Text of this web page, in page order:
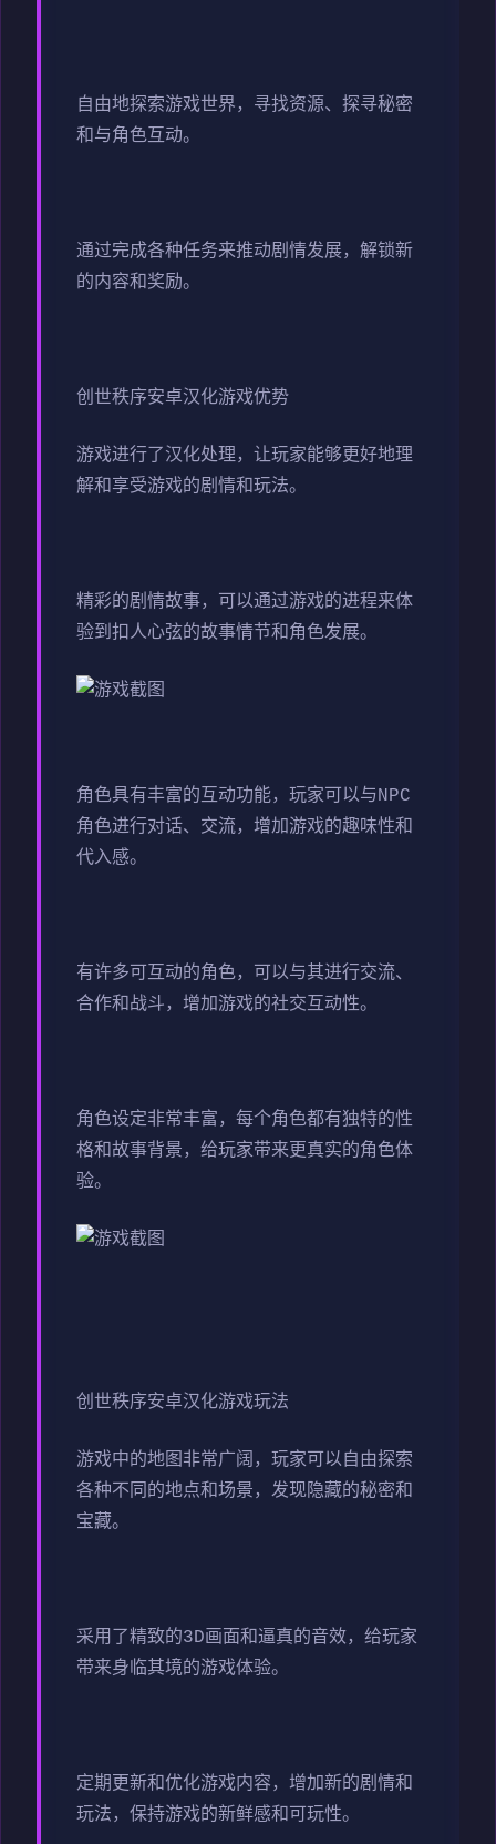
自由地探索游戏世界，寻找资源、探寻秘密
和与角色互动。
通过完成各种任务来推动剧情发展，解锁新
的内容和奖励。
创世秩序安卓汉化游戏优势
游戏进行了汉化处理，让玩家能够更好地理
解和享受游戏的剧情和玩法。
精彩的剧情故事，可以通过游戏的进程来体
验到扣人心弦的故事情节和角色发展。
角色具有丰富的互动功能，玩家可以与NPC
角色进行对话、交流，增加游戏的趣味性和
代入感。
有许多可互动的角色，可以与其进行交流、
合作和战斗，增加游戏的社交互动性。
角色设定非常丰富，每个角色都有独特的性
格和故事背景，给玩家带来更真实的角色体
验。
创世秩序安卓汉化游戏玩法
游戏中的地图非常广阔，玩家可以自由探索
各种不同的地点和场景，发现隐藏的秘密和
宝藏。
采用了精致的3D画面和逼真的音效，给玩家
带来身临其境的游戏体验。
定期更新和优化游戏内容，增加新的剧情和
玩法，保持游戏的新鲜感和可玩性。